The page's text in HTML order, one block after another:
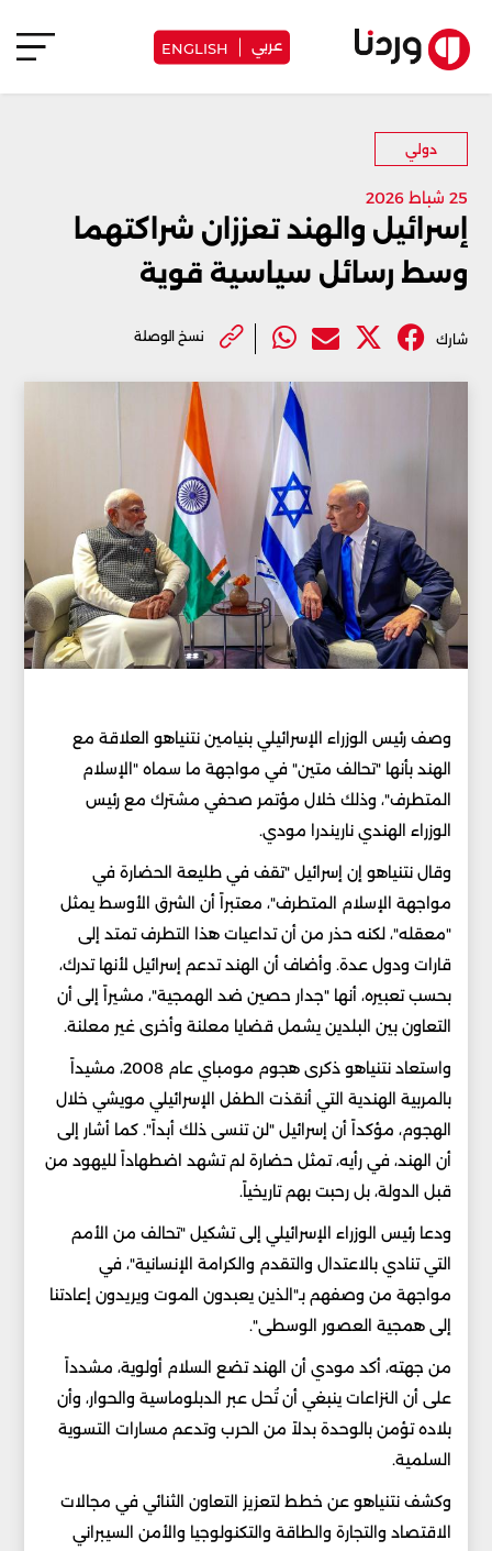
عربي ENGLISH
دولي
25 شباط 2026
إسرائيل والهند تعززان شراكتهما
وسط رسائل سياسية قوية
شارك نسخ الوصلة
وصف رئيس الوزراء الإسرائيلي بنيامين نتنياهو العلاقة مع
الهند بأنها "تحالف متين" في مواجهة ما سماه "الإسلام
المتطرف"، وذلك خلال مؤتمر صحفي مشترك مع رئيس
الوزراء الهندي ناريندرا مودي.
وقال نتنياهو إن إسرائيل "تقف في طليعة الحضارة في
مواجهة الإسلام المتطرف"، معتبراً أن الشرق الأوسط يمثل
"معقله"، لكنه حذر من أن تداعيات هذا التطرف تمتد إلى
قارات ودول عدة. وأضاف أن الهند تدعم إسرائيل لأنها تدرك،
بحسب تعبيره، أنها "جدار حصين ضد الهمجية"، مشيراً إلى أن
التعاون بين البلدين يشمل قضايا معلنة وأخرى غير معلنة.
واستعاد نتنياهو ذكرى هجوم مومباي عام 2008، مشيداً
بالمربية الهندية التي أنقذت الطفل الإسرائيلي مويشي خلال
الهجوم، مؤكداً أن إسرائيل "لن تنسى ذلك أبداً". كما أشار إلى
أن الهند، في رأيه، تمثل حضارة لم تشهد اضطهاداً لليهود من
قبل الدولة، بل رحبت بهم تاريخياً.
ودعا رئيس الوزراء الإسرائيلي إلى تشكيل "تحالف من الأمم
التي تنادي بالاعتدال والتقدم والكرامة الإنسانية"، في
مواجهة من وصفهم بـ"الذين يعبدون الموت ويريدون إعادتنا
إلى همجية العصور الوسطى".
من جهته، أكد مودي أن الهند تضع السلام أولوية، مشدداً
على أن النزاعات ينبغي أن تُحل عبر الدبلوماسية والحوار، وأن
بلاده تؤمن بالوحدة بدلاً من الحرب وتدعم مسارات التسوية
السلمية.
وكشف نتنياهو عن خطط لتعزيز التعاون الثنائي في مجالات
الاقتصاد والتجارة والطاقة والتكنولوجيا والأمن السيبراني